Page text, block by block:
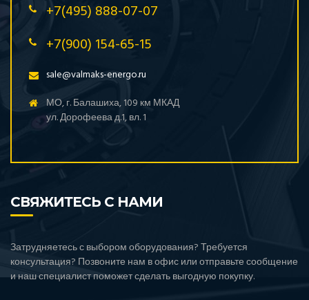
+7(495) 888-07-07
+7(900) 154-65-15
sale@valmaks-energo.ru
МО, г. Балашиха, 109 км МКАД
ул. Дорофеева д.1, вл. 1
СВЯЖИТЕСЬ С НАМИ
Затрудняетесь с выбором оборудования? Требуется
консультация? Позвоните нам в офис или отправьте сообщение
и наш специалист поможет сделать выгодную покупку.